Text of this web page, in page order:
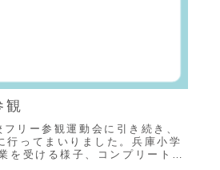
観
ー参観運動会に引き続き、
行ってまいりました。兵庫小学
を受ける様子、コンプリートし